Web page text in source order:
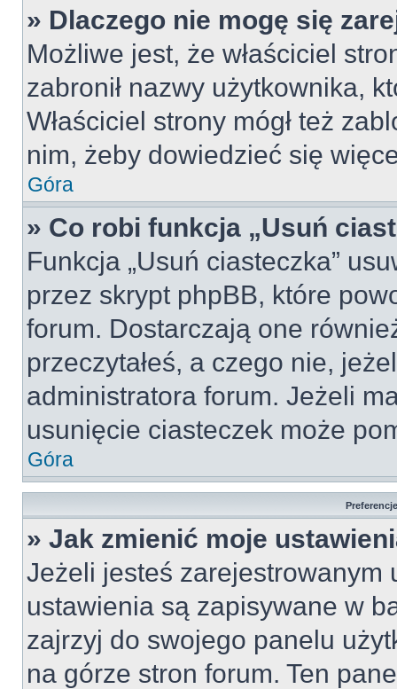
» Dlaczego nie mogę się
Możliwe jest, że właściciel
zabronił nazwy użytkownika,
Właściciel strony mógł też
nim, żeby dowiedzieć się
Góra
» Co robi funkcja „Usuń
Funkcja „Usuń ciasteczka”
przez skrypt phpBB, które
forum. Dostarczają one
przeczytałeś, a czego nie,
administratora forum. Jeżeli
usunięcie ciasteczek może
Góra
» Jak zmienić moje
Jeżeli jesteś zarejestrowanym
ustawienia są zapisywane w
zajrzyj do swojego panelu
na górze stron forum. Ten